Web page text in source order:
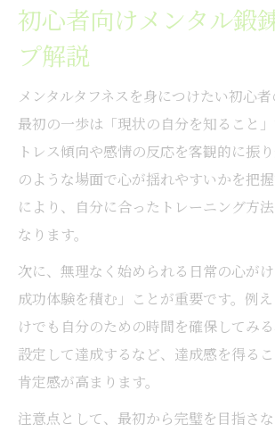
初心者向けメンタル鍛
プ解説
メンタルタフネスを身につけたい初心者
最初の一歩は「現状の自分を知ること
トレス傾向や感情の反応を客観的に振
のような場面で心が揺れやすいかを把
により、自分に合ったトレーニング方
なります。
次に、無理なく始められる日常の心が
成功体験を積む」ことが重要です。例
けでも自分のための時間を確保してみ
設定して達成するなど、達成感を得る
肯定感が高まります。
注意点として、最初から完璧を目指さ